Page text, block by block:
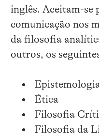
inglês. Aceitam-se
comunicação nos
da filosofia
outros, os
Ética
Filosofia
Filosofia da